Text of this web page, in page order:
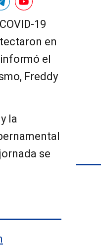
19
en
el
Freddy
la
se